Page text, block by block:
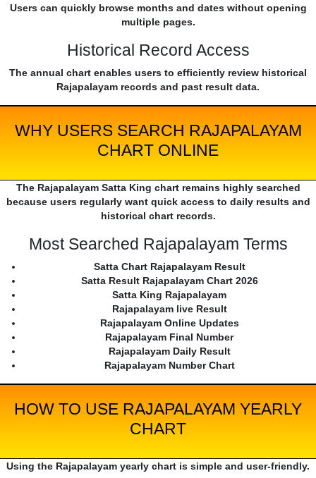
Users can quickly browse months and dates without opening
multiple pages.
Historical Record Access
The annual chart enables users to efficiently review historical
Rajapalayam records and past result data.
WHY USERS SEARCH RAJAPALAYAM
CHART ONLINE
The Rajapalayam Satta King chart remains highly searched
because users regularly want quick access to daily results and
historical chart records.
Most Searched Rajapalayam Terms
Satta Chart Rajapalayam Result
Satta Result Rajapalayam Chart 2026
Satta King Rajapalayam
Rajapalayam live Result
Rajapalayam Online Updates
Rajapalayam Final Number
Rajapalayam Daily Result
Rajapalayam Number Chart
HOW TO USE RAJAPALAYAM YEARLY
CHART
Using the Rajapalayam yearly chart is simple and user-friendly.